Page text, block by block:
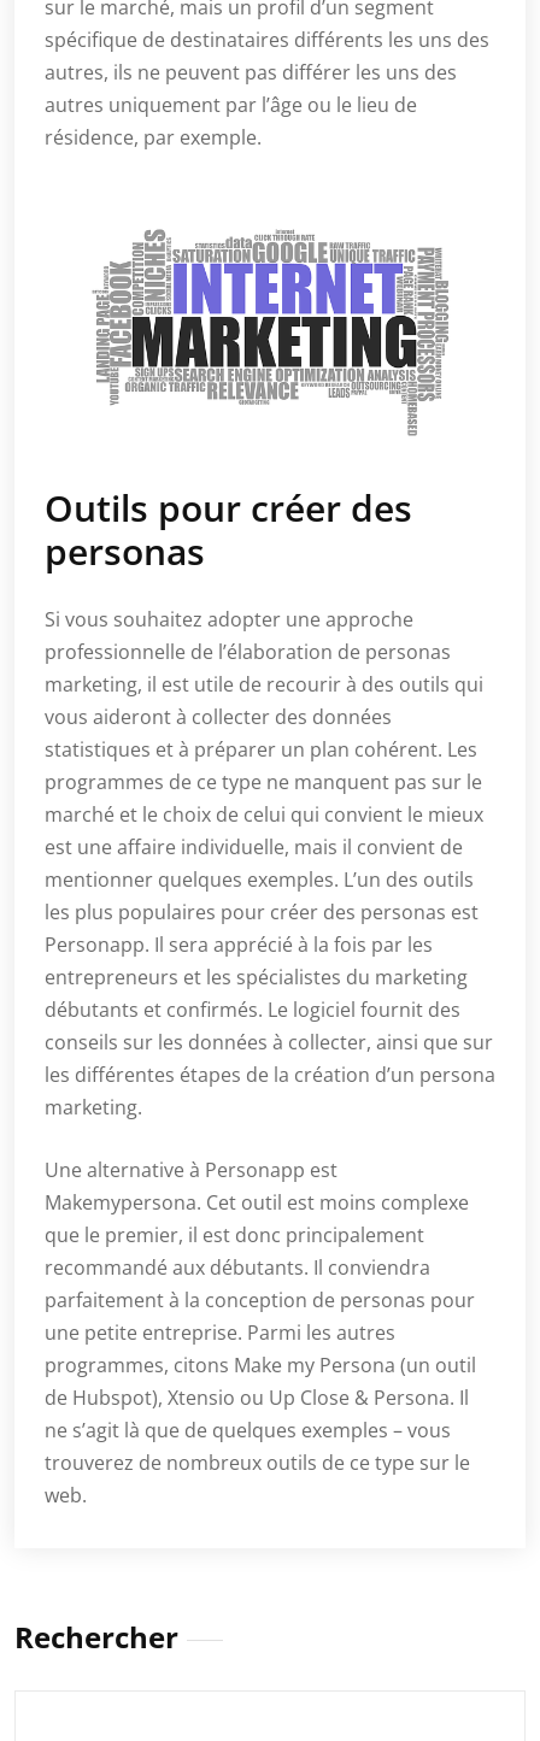
sur le marché, mais un profil d’un segment
spécifique de destinataires différents les uns des
autres, ils ne peuvent pas différer les uns des
autres uniquement par l’âge ou le lieu de
résidence, par exemple.
Outils pour créer des
personas
Si vous souhaitez adopter une approche
professionnelle de l’élaboration de personas
marketing, il est utile de recourir à des outils qui
vous aideront à collecter des données
statistiques et à préparer un plan cohérent. Les
programmes de ce type ne manquent pas sur le
marché et le choix de celui qui convient le mieux
est une affaire individuelle, mais il convient de
mentionner quelques exemples. L’un des outils
les plus populaires pour créer des personas est
Personapp. Il sera apprécié à la fois par les
entrepreneurs et les spécialistes du marketing
débutants et confirmés. Le logiciel fournit des
conseils sur les données à collecter, ainsi que sur
les différentes étapes de la création d’un persona
marketing.
Une alternative à Personapp est
Makemypersona. Cet outil est moins complexe
que le premier, il est donc principalement
recommandé aux débutants. Il conviendra
parfaitement à la conception de personas pour
une petite entreprise. Parmi les autres
programmes, citons Make my Persona (un outil
de Hubspot), Xtensio ou Up Close & Persona. Il
ne s’agit là que de quelques exemples – vous
trouverez de nombreux outils de ce type sur le
web.
Rechercher